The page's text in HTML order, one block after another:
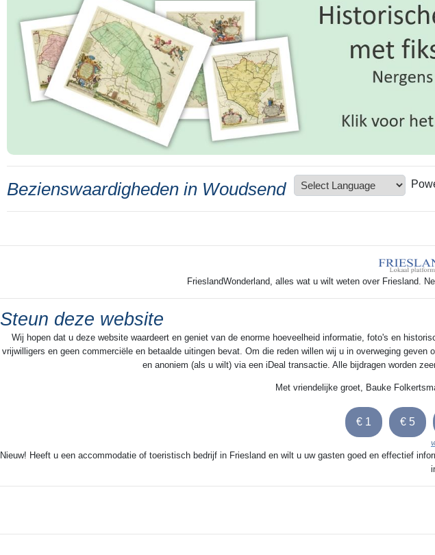
Bezienswaardigheden in Woudsend
FrieslandWonderland, alles wat u wilt weten over Friesland.
Steun deze website
Wij hopen dat u deze website waardeert en geniet van de enorme hoeveelheid informatie, foto's en
vrijwilligers en geen commerciële en betaalde uitingen bevat. Om die reden willen wij u in overweging
en anoniem (als u wilt) via een iDeal transactie. Alle bijdragen worden
Met vriendelijke groet, Bauke
Nieuw! Heeft u een accommodatie of toeristisch bedrijf in Friesland en wilt u uw gasten goed en effectief